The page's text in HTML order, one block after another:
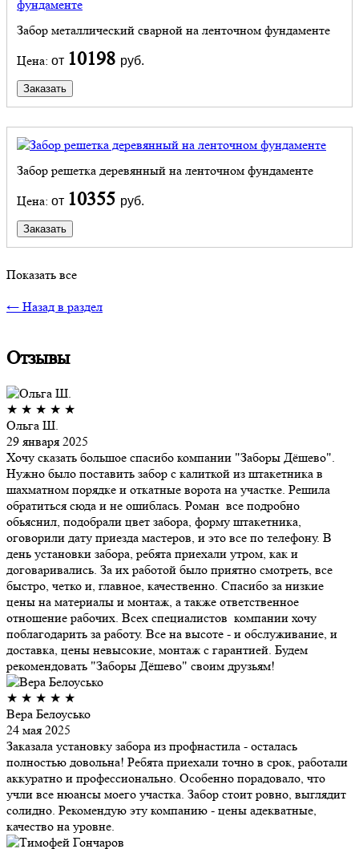
Забор металлический сварной на ленточном фундаменте
Цена: от 10198 руб.
Заказать
Забор решетка деревянный на ленточном фундаменте
Цена: от 10355 руб.
Заказать
Показать все
← Назад в раздел
Отзывы
★ ★ ★ ★ ★
Ольга Ш.
29 января 2025
Хочу сказать большое спасибо компании "Заборы Дёшево".
Нужно было поставить забор с калиткой из штакетника в
шахматном порядке и откатные ворота на участке. Решила
обратиться сюда и не ошиблась. Роман все подробно
обьяснил, подобрали цвет забора, форму штакетника,
оговорили дату приезда мастеров, и это все по телефону. В
день установки забора, ребята приехали утром, как и
договаривались. За их работой было приятно смотреть, все
быстро, четко и, главное, качественно. Спасибо за низкие
цены на материалы и монтаж, а также ответственное
отношение рабочих. Всех специалистов компании хочу
поблагодарить за работу. Все на высоте - и обслуживание, и
доставка, цены невысокие, монтаж с гарантией. Будем
рекомендовать "Заборы Дёшево" своим друзьям!
★ ★ ★ ★ ★
Вера Белоусько
24 мая 2025
Заказала установку забора из профнастила - осталась
полностью довольна! Ребята приехали точно в срок, работали
аккуратно и профессионально. Особенно порадовало, что
учли все нюансы моего участка. Забор стоит ровно, выглядит
солидно. Рекомендую эту компанию - цены адекватные,
качество на уровне.